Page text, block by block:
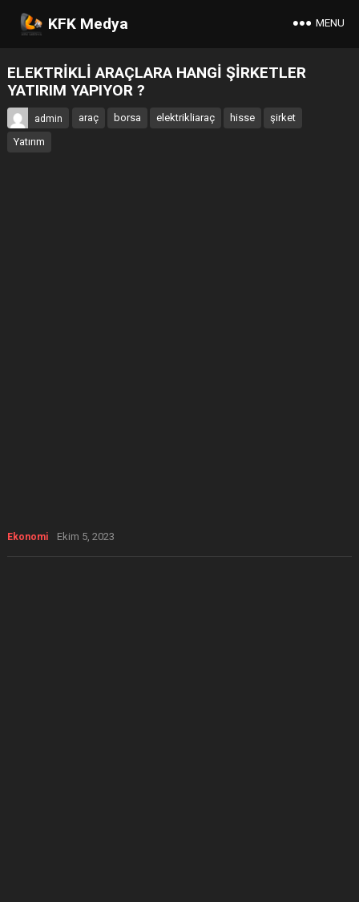
KFK Medya MENU
ELEKTRİKLİ ARAÇLARA HANGİ ŞİRKETLER
YATIRIM YAPIYOR ?
admin araç borsa elektrikliaraç hisse
şirket
Yatırım
Ekonomi Ekim 5, 2023